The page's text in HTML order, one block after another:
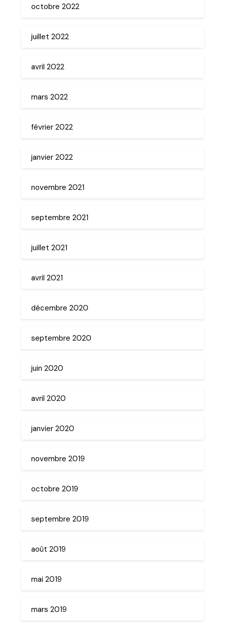
octobre 2022
juillet 2022
avril 2022
mars 2022
février 2022
janvier 2022
novembre 2021
septembre 2021
juillet 2021
avril 2021
décembre 2020
septembre 2020
juin 2020
avril 2020
janvier 2020
novembre 2019
octobre 2019
septembre 2019
août 2019
mai 2019
mars 2019